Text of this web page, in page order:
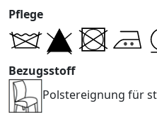
Pflege
Bezugsstoff
Polstereignung für